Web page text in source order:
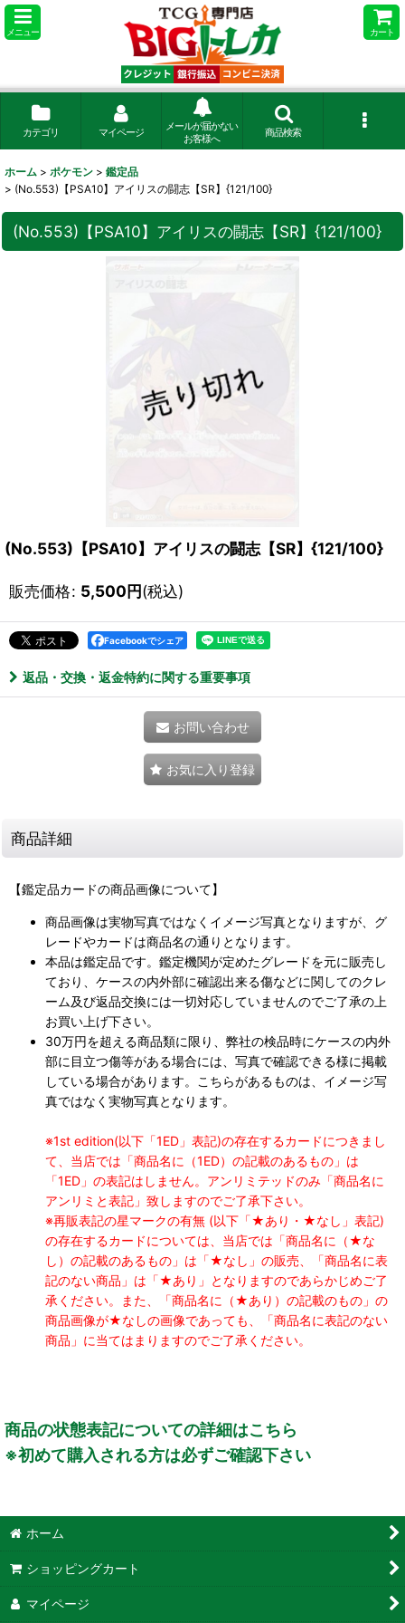
メニュー カート
カテゴリ マイページ
メールが届かない
お客様へ
商品検索
ホーム > ポケモン > 鑑定品
> (No.553)【PSA10】アイリスの闘志【SR】{121/100}
(No.553)【PSA10】アイリスの闘志【SR】{121/100}
(No.553)【PSA10】アイリスの闘志【SR】{121/100}
販売価格: 5,500円(税込)
Facebookでシェア
返品・交換・返金特約に関する重要事項
お問い合わせ
お気に入り登録
商品詳細
【鑑定品カードの商品画像について】
商品画像は実物写真ではなくイメージ写真となりますが、グ
レードやカードは商品名の通りとなります。
本品は鑑定品です。鑑定機関が定めたグレードを元に販売し
ており、ケースの内外部に確認出来る傷などに関してのクレ
ーム及び返品交換には一切対応していませんのでご了承の上
お買い上げ下さい。
30万円を超える商品類に限り、弊社の検品時にケースの内外
部に目立つ傷等がある場合には、写真で確認できる様に掲載
している場合があります。こちらがあるものは、イメージ写
真ではなく実物写真となります。
※1st edition(以下「1ED」表記)の存在するカードにつきまし
て、当店では「商品名に（1ED）の記載のあるもの」は
「1ED」の表記はしません。アンリミテッドのみ「商品名に
アンリミと表記」致しますのでご了承下さい。
※再販表記の星マークの有無 (以下「★あり・★なし」表記)
の存在するカードについては、当店では「商品名に（★な
し）の記載のあるもの」は「★なし」の販売、「商品名に表
記のない商品」は「★あり」となりますのであらかじめご了
承ください。また、「商品名に（★あり）の記載のもの」の
商品画像が★なしの画像であっても、「商品名に表記のない
商品」に当てはまりますのでご了承ください。
商品の状態表記についての詳細はこちら
※初めて購入される方は必ずご確認下さい
ホーム
ショッピングカート
マイページ